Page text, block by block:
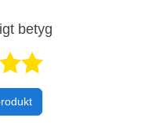
betyg
Betygsatt 4,8